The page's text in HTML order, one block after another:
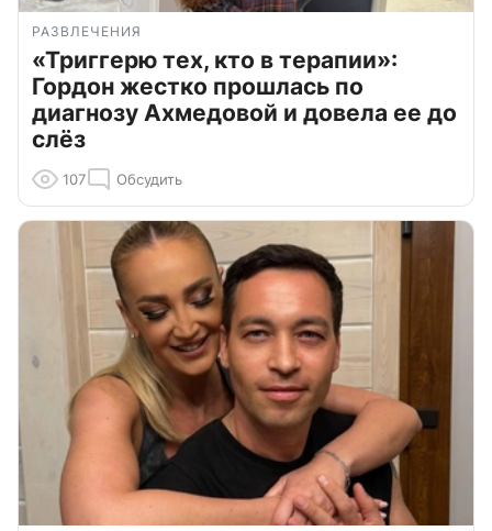
РАЗВЛЕЧЕНИЯ
«Триггерю тех, кто в терапии»:
Гордон жестко прошлась по
диагнозу Ахмедовой и довела ее до
слёз
107 Обсудить